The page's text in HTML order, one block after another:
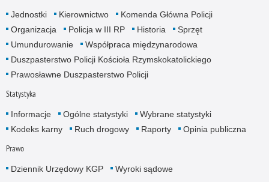
Jednostki Kierownictwo
Komenda Główna Policji
Organizacja
Policja w III RP Historia
Sprzęt
Umundurowanie
Współpraca międzynarodowa
Duszpasterstwo Policji Kościoła Rzymskokatolickiego
Prawosławne Duszpasterstwo Policji
Statystyka
Informacje Ogólne statystyki
Wybrane statystyki
Kodeks karny
Ruch drogowy Raporty Opinia publiczna
Prawo
Dziennik Urzędowy KGP Wyroki sądowe